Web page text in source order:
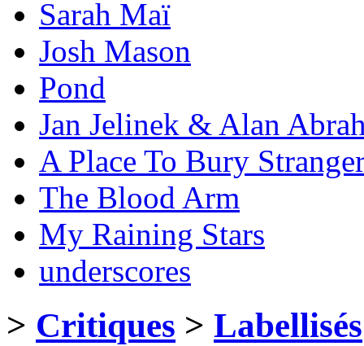
Sarah Maï
Josh Mason
Pond
Jan Jelinek & Alan
A Place To Bury
The Blood Arm
My Raining Stars
underscores
> Critiques > Labellisés